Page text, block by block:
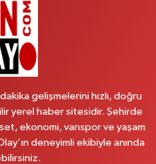
gelişmelerini hızlı, doğru
yerel haber sitesidir. Şehirde
ekonomi, vanspor ve yaşam
deneyimli ekibiyle anında